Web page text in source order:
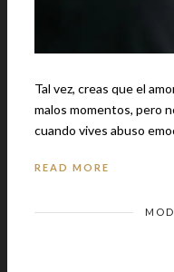
Tal vez, creas que el
malos momentos, pero
READ MORE